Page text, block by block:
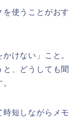
使うことがおす
けない」こと。
、どうしても聞
短しながらメモ